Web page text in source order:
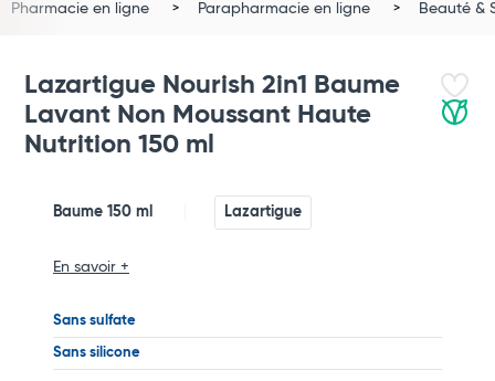
Pharmacie en ligne Parapharmacie en ligne Beauté &
Lazartigue Nourish 2in1 Baume
Lavant Non Moussant Haute
Nutrition 150 ml
Baume 150 ml Lazartigue
En savoir +
Sans sulfate
Sans silicone